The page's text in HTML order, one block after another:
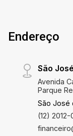
Endereço
São
Avenida
Parque
São José
(12)